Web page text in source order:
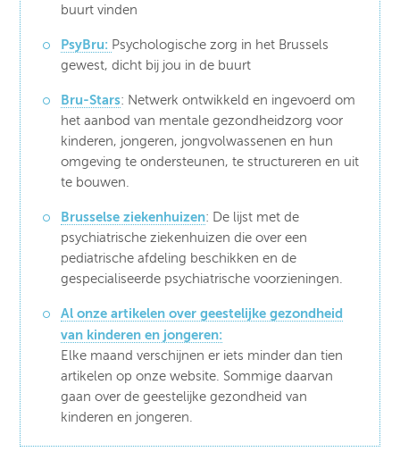
buurt vinden
PsyBru: Psychologische zorg in het Brussels
gewest, dicht bij jou in de buurt
Bru-Stars: Netwerk ontwikkeld en ingevoerd om
het aanbod van mentale gezondheidzorg voor
kinderen, jongeren, jongvolwassenen en hun
omgeving te ondersteunen, te structureren en uit
te bouwen.
Brusselse ziekenhuizen: De lijst met de
psychiatrische ziekenhuizen die over een
pediatrische afdeling beschikken en de
gespecialiseerde psychiatrische voorzieningen.
Al onze artikelen over geestelijke gezondheid
van kinderen en jongeren:
Elke maand verschijnen er iets minder dan tien
artikelen op onze website. Sommige daarvan
gaan over de geestelijke gezondheid van
kinderen en jongeren.